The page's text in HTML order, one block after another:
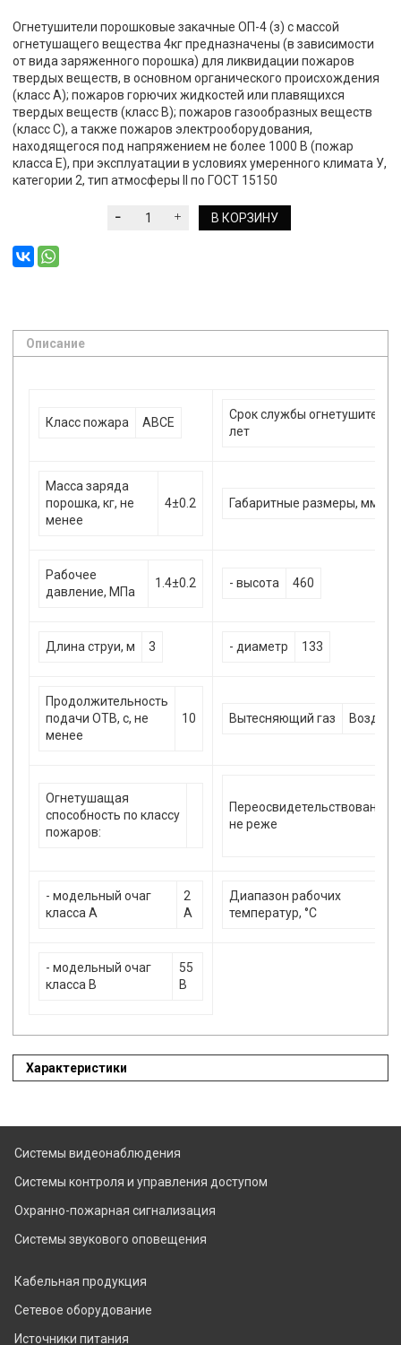
Огнетушители порошковые закачные ОП-4 (з) с массой
огнетушащего вещества 4кг предназначены (в зависимости
от вида заряженного порошка) для ликвидации пожаров
твердых веществ, в основном органического происхождения
(класс А); пожаров горючих жидкостей или плавящихся
твердых веществ (класс В); пожаров газообразных веществ
(класс С), а также пожаров электрооборудования,
находящегося под напряжением не более 1000 В (пожар
класса Е), при эксплуатации в условиях умеренного климата У,
категории 2, тип атмосферы II по ГОСТ 15150
В КОРЗИНУ
Описание
Класс пожара АВСЕ
Срок службы огнетушителя,
лет
Масса заряда
порошка, кг, не
менее
4±0.2 Габаритные размеры, мм:
Рабочее
давление, МПа
1.4±0.2 - высота 460
Длина струи, м 3 - диаметр 133
Продолжительность
подачи ОТВ, с, не
менее
10 Вытесняющий газ Воздух
Огнетушащая
способность по классу
пожаров:
Переосвидетельствование
не реже
- модельный очаг
класса А
2
А
Диапазон рабочих
температур, °С
- модельный очаг
класса В
55
В
Характеристики
Системы видеонаблюдения
Системы контроля и управления доступом
Охранно-пожарная сигнализация
Системы звукового оповещения
Кабельная продукция
Сетевое оборудование
Источники питания